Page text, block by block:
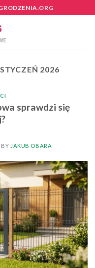
STYCZEŃ 2026
sprawdzi się
BY JAKUB OBARA